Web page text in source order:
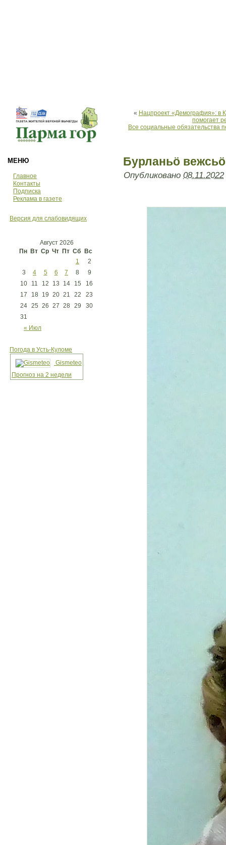
МЕНЮ
Главное
Контакты
Подписка
Реклама в газете
Версия для слабовидящих
Август 2026
Пн Вт Ср Чт Пт Сб Вс
« Июл
1
2
3
4 5 6 7 8
9
10
11 12 13 14 15
16
17
18 19 20 21 22
23
24 25 26 27 28 29
30
31
Погода в Усть-Куломе
Gismeteo
Прогноз на 2 недели
« Нацпроект «Демография»:
помогает
Все социальные обязательства
Бурланьö
Опубликовано 08.11.2022